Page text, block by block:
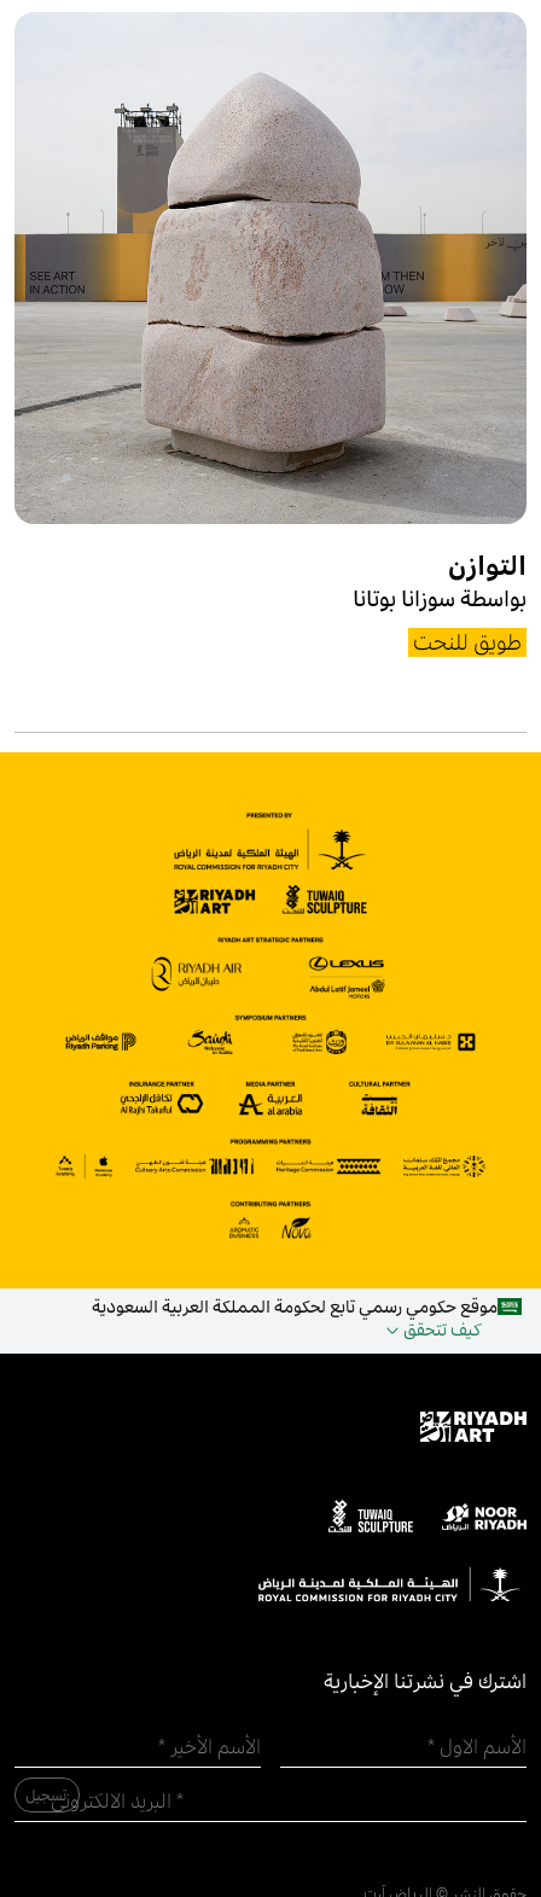
التوازن
بواسطة سوزانا بوتانا
طويق للنحت
موقع حكومي رسمي تابع لحكومة المملكة العربية السعودية
كيف تتحقق
اشترك في نشرتنا الإخبارية